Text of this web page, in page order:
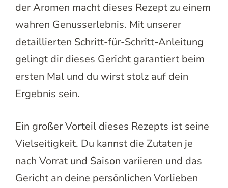
der Aromen macht dieses Rezept zu einem
wahren Genusserlebnis. Mit unserer
detaillierten Schritt-für-Schritt-Anleitung
gelingt dir dieses Gericht garantiert beim
ersten Mal und du wirst stolz auf dein
Ergebnis sein.
Ein großer Vorteil dieses Rezepts ist seine
Vielseitigkeit. Du kannst die Zutaten je
nach Vorrat und Saison variieren und das
Gericht an deine persönlichen Vorlieben